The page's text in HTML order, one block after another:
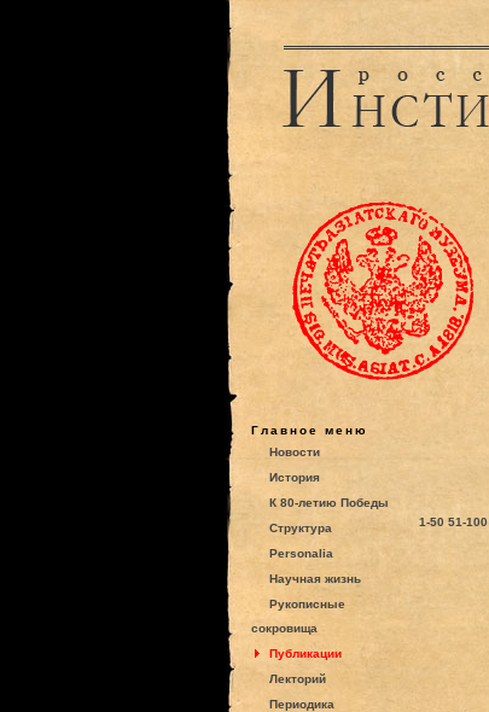
Главное меню
Новости
История
К 80-летию Победы
Структура
Personalia
Научная жизнь
Рукописные
сокровища
Публикации
Лекторий
Периодика
1-50 51-100